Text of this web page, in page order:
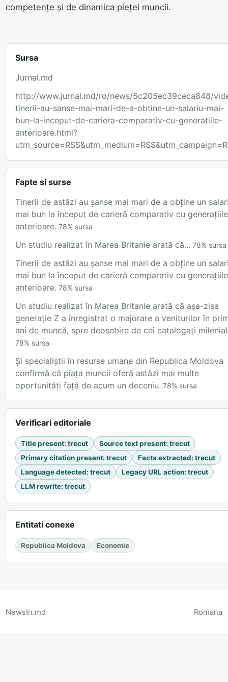
competențe și de dinamica pieței muncii.
Sursa
Jurnal.md
http://www.jurnal.md/ro/news/5c205ec39ceca848/
tinerii-au-sanse-mai-mari-de-a-obtine-un-salariu-mai-
bun-la-inceput-de-cariera-comparativ-cu-generatiile-
anterioare.html?
Fapte si surse
Tinerii de astăzi au șanse mai mari de a obține un
mai bun la început de carieră comparativ cu generațiile
anterioare. 78% sursa
Un studiu realizat în Marea Britanie arată că... 78% sursa
Tinerii de astăzi au șanse mai mari de a obține un
mai bun la început de carieră comparativ cu generațiile
anterioare. 78% sursa
Un studiu realizat în Marea Britanie arată că așa-zisa
generație Z a înregistrat o majorare a veniturilor în
ani de muncă, spre deosebire de cei catalogați
78% sursa
Și specialiștii în resurse umane din Republica Moldova
confirmă că piața muncii oferă astăzi mai multe
oportunități față de acum un deceniu. 78% sursa
Verificari editoriale
Title present: trecut Source text present: trecut
Primary citation present: trecut Facts extracted: trecut
Language detected: trecut Legacy URL action: trecut
LLM rewrite: trecut
Entitati conexe
Republica Moldova Economie
NewsIn.md Romana